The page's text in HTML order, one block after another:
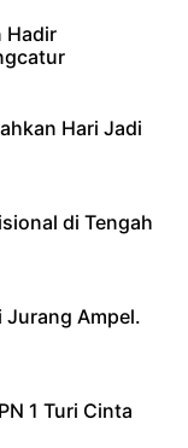
Hadir
Hari Jadi
di Tengah
Jurang Ampel.
1 Turi Cinta